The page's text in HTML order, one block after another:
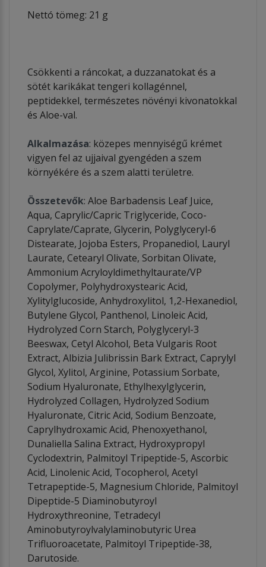
Nettó tömeg: 21 g
Csökkenti a ráncokat, a duzzanatokat és a
sötét karikákat tengeri kollagénnel,
peptidekkel, természetes növényi kivonatokkal
és Aloe-val.
Alkalmazása: közepes mennyiségű krémet
vigyen fel az ujjaival gyengéden a szem
környékére és a szem alatti területre.
Összetevők: Aloe Barbadensis Leaf Juice,
Aqua, Caprylic/Capric Triglyceride, Coco-
Caprylate/Caprate, Glycerin, Polyglyceryl-6
Distearate, Jojoba Esters, Propanediol, Lauryl
Laurate, Cetearyl Olivate, Sorbitan Olivate,
Ammonium Acryloyldimethyltaurate/VP
Copolymer, Polyhydroxystearic Acid,
Xylitylglucoside, Anhydroxylitol, 1,2-Hexanediol,
Butylene Glycol, Panthenol, Linoleic Acid,
Hydrolyzed Corn Starch, Polyglyceryl-3
Beeswax, Cetyl Alcohol, Beta Vulgaris Root
Extract, Albizia Julibrissin Bark Extract, Caprylyl
Glycol, Xylitol, Arginine, Potassium Sorbate,
Sodium Hyaluronate, Ethylhexylglycerin,
Hydrolyzed Collagen, Hydrolyzed Sodium
Hyaluronate, Citric Acid, Sodium Benzoate,
Caprylhydroxamic Acid, Phenoxyethanol,
Dunaliella Salina Extract, Hydroxypropyl
Cyclodextrin, Palmitoyl Tripeptide-5, Ascorbic
Acid, Linolenic Acid, Tocopherol, Acetyl
Tetrapeptide-5, Magnesium Chloride, Palmitoyl
Dipeptide-5 Diaminobutyroyl
Hydroxythreonine, Tetradecyl
Aminobutyroylvalylaminobutyric Urea
Trifluoroacetate, Palmitoyl Tripeptide-38,
Darutoside.